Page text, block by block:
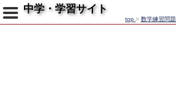
中学・学習サイト
top > 数学練習問題